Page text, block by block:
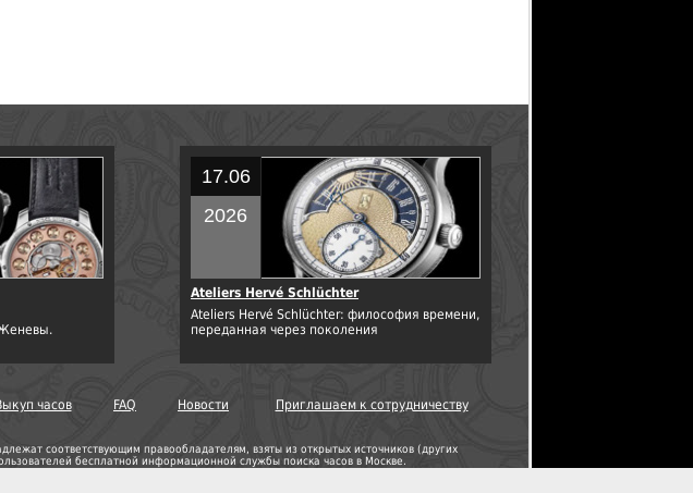
Женевы.
17.06
2026
Ateliers Hervé Schlüchter
Ateliers Hervé Schlüchter: философия времени,
переданная через поколения
часов FAQ Новости Приглашаем к сотрудничеству
соответствующим правообладателям, взяты из открытых источников (других
бесплатной информационной службы поиска часов в Москве.